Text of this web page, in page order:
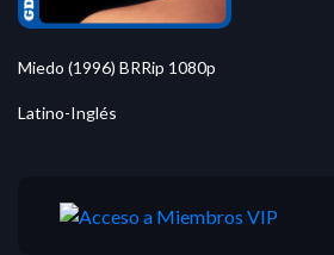
Miedo (1996) BRRip 1080p
Latino-Inglés